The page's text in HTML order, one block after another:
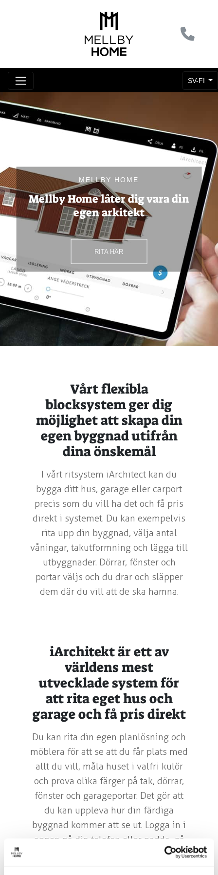
SV-FI
MELLBY HOME
Mellby Home låter dig vara din
egen arkitekt
RITA HÄR
Vårt flexibla
blocksystem ger dig
möjlighet att skapa din
egen byggnad utifrån
dina önskemål
I vårt ritsystem iArchitect kan du
bygga ditt hus, garage eller carport
precis som du vill ha det och få pris
direkt i systemet. Du kan exempelvis
rita upp din byggnad, välja antal
våningar, takutformning och lägga till
utbyggnader. Dörrar, fönster och
portar väljs och du drar och släpper
dem där du vill att de ska hamna.
iArchitekt är ett av
världens mest
utvecklade system för
att rita eget hus och
garage och få pris direkt
Du kan rita din egen planlösning och
möblera för att se att du får plats med
allt du vill, måla huset i valfri kulör
och prova olika färger på tak, dörrar,
fönster och garageportar. Det gör att
du kan uppleva hur din färdiga
byggnad kommer att se ut. Logga in i
appen på din telefon eller padda, gå
ut till din tomt och slå på AR-
funktionen. Nu kan du placera din